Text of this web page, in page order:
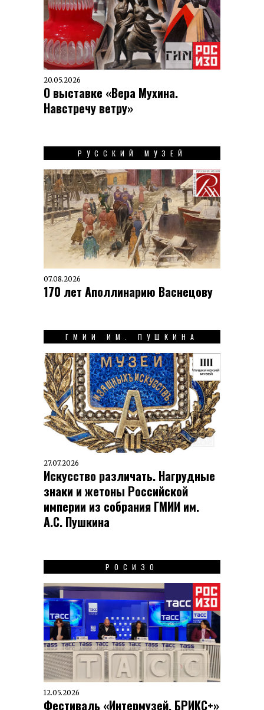
20.05.2026
О выставке «Вера Мухина.
Навстречу ветру»
РУССКИЙ МУЗЕЙ
07.08.2026
170 лет Аполлинарию Васнецову
ГМИИ ИМ. ПУШКИНА
27.07.2026
Искусство различать. Нагрудные
знаки и жетоны Российской
империи из собрания ГМИИ им.
А.С. Пушкина
РОСИЗО
12.05.2026
Фестиваль «Интермузей. БРИКС+»